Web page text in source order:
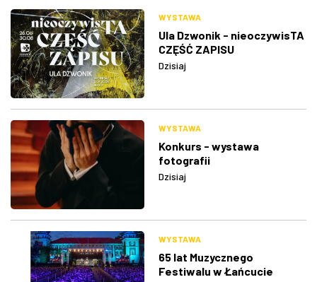
WYSTAWA
Ula Dzwonik - nieoczywisTA
CZĘŚĆ ZAPISU
Dzisiaj
WYSTAWA
Konkurs - wystawa
fotografii
Dzisiaj
WYSTAWA
65 lat Muzycznego
Festiwalu w Łańcucie